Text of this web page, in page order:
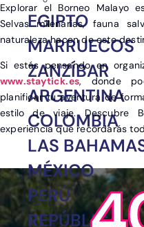
EGIPTO
MARRUECOS
ZANZÍBAR
ARGENTINA
COLOMBIA
LAS
MÉXICO
PERÚ
REPÚBLICA
Explorar el Borneo Malayo
Selvas milenarias, fauna
naturaleza hacen de este
Si estás pensando en
www.staytick.es, donde
planificar tu aventura de
estilo de viaje. Descubre
experiencia que recordarás